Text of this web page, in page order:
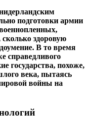
подготовки армии
здоровую
В то время
справедливого
государства, похоже,
века, пытаясь
войны на